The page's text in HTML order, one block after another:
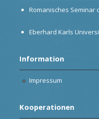
Romanisches Seminar
Eberhard Karls
Information
Impressum
Kooperationen